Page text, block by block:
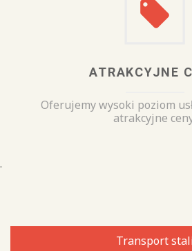
ATRAKCYJNE
Oferujemy wysoki poziom
atrakcyjne
.
Transport